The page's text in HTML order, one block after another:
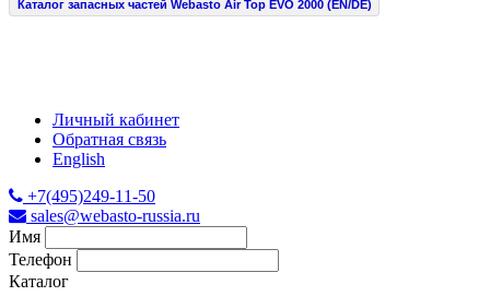
Каталог запасных частей Webasto Air Top EVO 2000 (EN/DE)
Личный кабинет
Обратная связь
English
+7(495)249-11-50
sales@webasto-russia.ru
Имя
Телефон
Каталог